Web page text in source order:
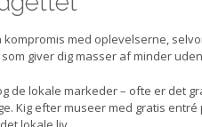
med oplevelserne,
giver dig masser af minder
de lokale markeder – ofte er det
Kig efter museer med gratis